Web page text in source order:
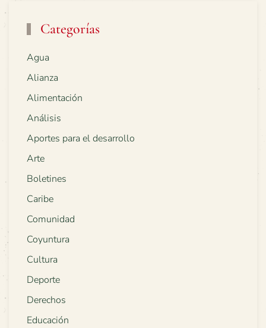
Categorías
Agua
Alianza
Alimentación
Análisis
Aportes para el desarrollo
Arte
Boletines
Caribe
Comunidad
Coyuntura
Cultura
Deporte
Derechos
Educación